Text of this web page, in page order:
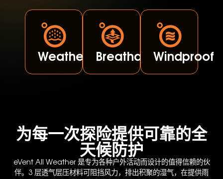
WeatherproofBreathableWindproof
为每一次探险提供可靠的全
天候防护
eVent All Weather 是专为各种户外活动而设计的值得信赖的伙
伴。3 层透气层压材料可阻挡风力，排出积聚的湿气，在提供雨